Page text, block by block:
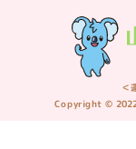
＜
Copyright ©